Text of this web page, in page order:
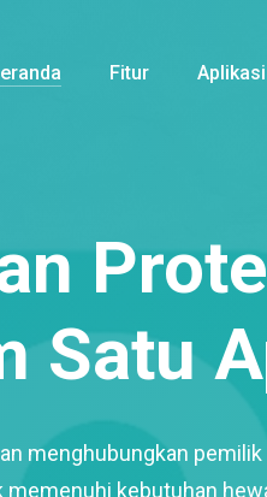
Fitur Aplikasi
Satu
menghubungkan
kebutuhan